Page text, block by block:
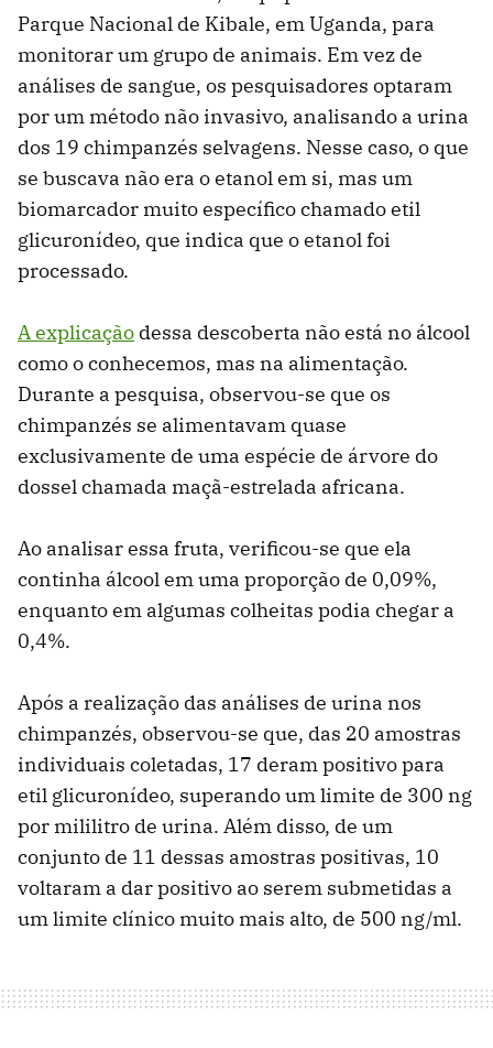
Parque Nacional de Kibale, em Uganda, para
monitorar um grupo de animais. Em vez de
análises de sangue, os pesquisadores optaram
por um método não invasivo, analisando a urina
dos 19 chimpanzés selvagens. Nesse caso, o que
se buscava não era o etanol em si, mas um
biomarcador muito específico chamado etil
glicuronídeo, que indica que o etanol foi
processado.
A explicação dessa descoberta não está no álcool
como o conhecemos, mas na alimentação.
Durante a pesquisa, observou-se que os
chimpanzés se alimentavam quase
exclusivamente de uma espécie de árvore do
dossel chamada maçã-estrelada africana.
Ao analisar essa fruta, verificou-se que ela
continha álcool em uma proporção de 0,09%,
enquanto em algumas colheitas podia chegar a
0,4%.
Após a realização das análises de urina nos
chimpanzés, observou-se que, das 20 amostras
individuais coletadas, 17 deram positivo para
etil glicuronídeo, superando um limite de 300 ng
por mililitro de urina. Além disso, de um
conjunto de 11 dessas amostras positivas, 10
voltaram a dar positivo ao serem submetidas a
um limite clínico muito mais alto, de 500 ng/ml.